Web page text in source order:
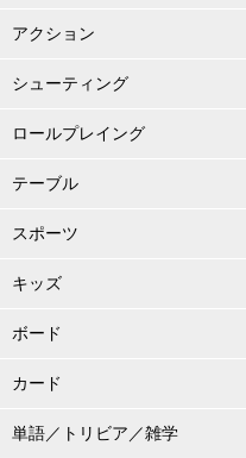
アクション
シューティング
ロールプレイング
テーブル
スポーツ
キッズ
ボード
カード
単語／トリビア／雑学